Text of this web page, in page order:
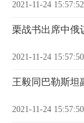
2021-11-24 15:57:52
栗战书出席中俄
2021-11-24 15:57:50
王毅同巴勒斯坦
2021-11-24 15:57:50